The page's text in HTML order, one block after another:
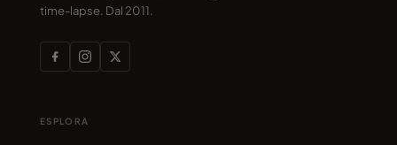
time-lapse. Dal 2011.
ESPLORA